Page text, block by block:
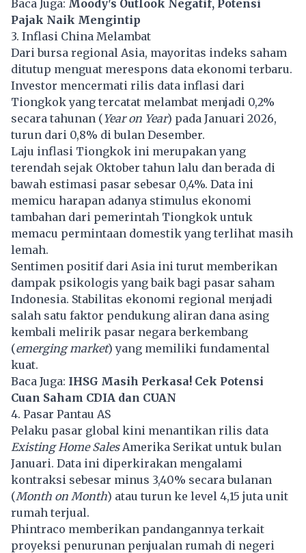
Baca Juga: Moody's Outlook Negatif, Potensi
Pajak Naik Mengintip
3. Inflasi China Melambat
Dari bursa regional Asia, mayoritas indeks saham
ditutup menguat merespons data ekonomi terbaru.
Investor mencermati rilis data inflasi dari
Tiongkok yang tercatat melambat menjadi 0,2%
secara tahunan (Year on Year) pada Januari 2026,
turun dari 0,8% di bulan Desember.
Laju inflasi Tiongkok ini merupakan yang
terendah sejak Oktober tahun lalu dan berada di
bawah estimasi pasar sebesar 0,4%. Data ini
memicu harapan adanya stimulus ekonomi
tambahan dari pemerintah Tiongkok untuk
memacu permintaan domestik yang terlihat masih
lemah.
Sentimen positif dari Asia ini turut memberikan
dampak psikologis yang baik bagi pasar saham
Indonesia. Stabilitas ekonomi regional menjadi
salah satu faktor pendukung aliran dana asing
kembali melirik pasar negara berkembang
(emerging market) yang memiliki fundamental
kuat.
Baca Juga: IHSG Masih Perkasa! Cek Potensi
Cuan Saham CDIA dan CUAN
4. Pasar Pantau AS
Pelaku pasar global kini menantikan rilis data
Existing Home SalesAmerika Serikat untuk bulan
Januari. Data ini diperkirakan mengalami
kontraksi sebesar minus 3,40% secara bulanan
(Month on Month) atau turun ke level 4,15 juta unit
rumah terjual.
Phintraco memberikan pandangannya terkait
proyeksi penurunan penjualan rumah di negeri